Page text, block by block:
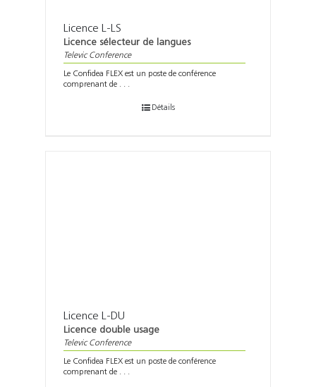
Licence L-LS
Licence sélecteur de langues
Televic Conference
Le Confidea FLEX est un poste de conférence
comprenant de . . .
Détails
Licence L-DU
Licence double usage
Televic Conference
Le Confidea FLEX est un poste de conférence
comprenant de . . .